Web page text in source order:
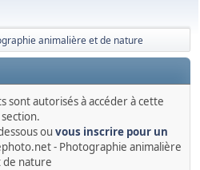
animalière et de nature
sont autorisés à accéder à cette
section.
ou vous inscrire pour un
- Photographie animalière
de nature